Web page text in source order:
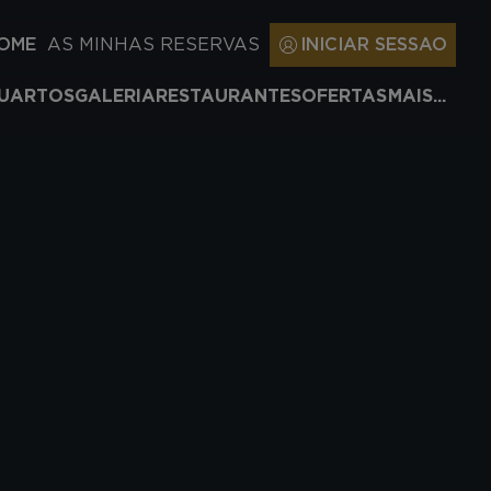
AS MINHAS RESERVAS INICIAR SESSAO
GALERIARESTAURANTESOFERTASMAIS...